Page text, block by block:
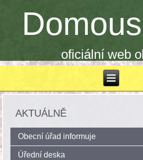
oficiální web
AKTUÁLNĚ
Obecní úřad informuje
Úřední deska